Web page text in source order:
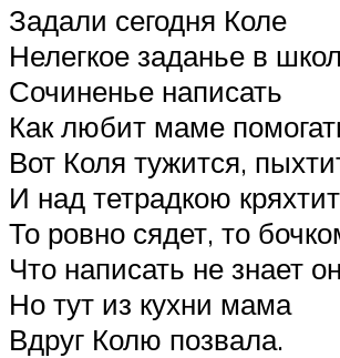
Задали сегодня Коле
Нелегкое заданье в
Сочиненье написать
Как любит маме
Вот Коля тужится,
И над тетрадкою
То ровно сядет, то
Что написать не знает
Но тут из кухни мама
Вдруг Колю позвала.